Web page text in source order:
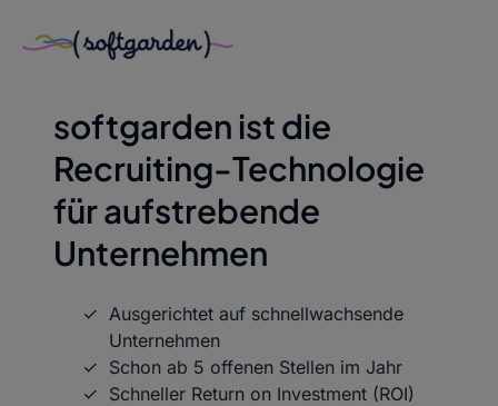
Inhalt Recruiting Software für Start-ups & Scale-ups
softgarden ist die
Recruiting-Technologie
für aufstrebende
Unternehmen
Ausgerichtet auf schnellwachsende
Unternehmen
Schon ab 5 offenen Stellen im Jahr
Schneller Return on Investment (ROI)